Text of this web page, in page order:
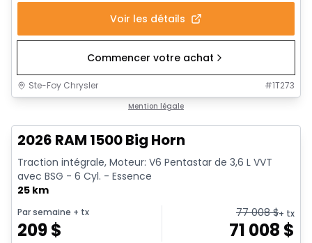
Voir les détails
Commencer votre achat
Ste-Foy Chrysler #1T273
Mention légale
2026 RAM 1500 Big Horn
Traction intégrale, Moteur: V6 Pentastar de 3,6 L VVT
avec BSG - 6 Cyl. - Essence
25 km
Par semaine + tx
209$
77 008$+ tx
71 008 $